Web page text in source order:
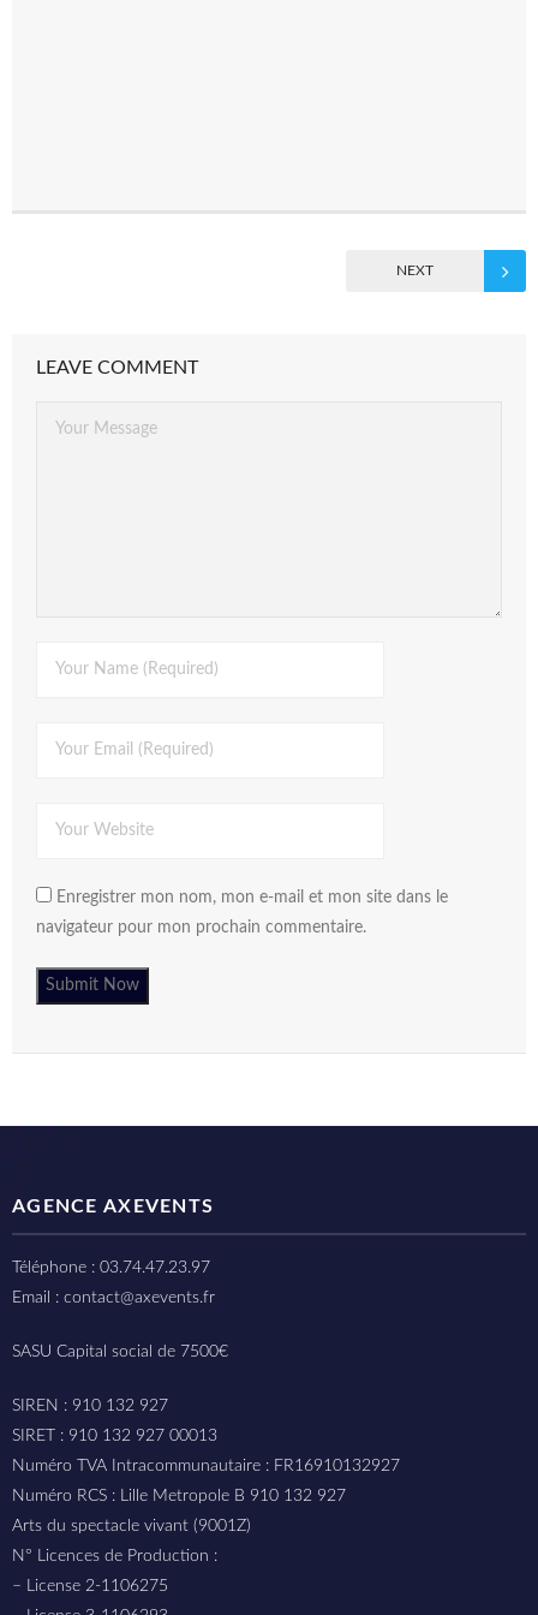
NEXT
LEAVE COMMENT
Enregistrer mon nom, mon e-mail et mon site dans le
navigateur pour mon prochain commentaire.
AGENCE AXEVENTS
Téléphone : 03.74.47.23.97
Email : contact@axevents.fr
SASU Capital social de 7500€
SIREN : 910 132 927
SIRET : 910 132 927 00013
Numéro TVA Intracommunautaire : FR16910132927
Numéro RCS : Lille Metropole B 910 132 927
Arts du spectacle vivant (9001Z)
N° Licences de Production :
– License 2-1106275